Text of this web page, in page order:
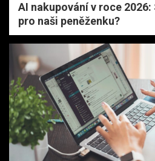
AI nakupování v roce
pro naši peněženku?